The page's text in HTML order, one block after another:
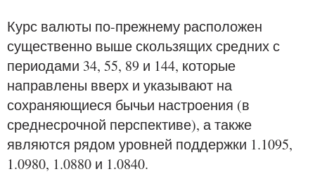
Курс валюты по-прежнему расположен
существенно выше скользящих средних с
периодами 34, 55, 89 и 144, которые
направлены вверх и указывают на
сохраняющиеся бычьи настроения (в
среднесрочной перспективе), а также
являются рядом уровней поддержки 1.1095,
1.0980, 1.0880 и 1.0840.